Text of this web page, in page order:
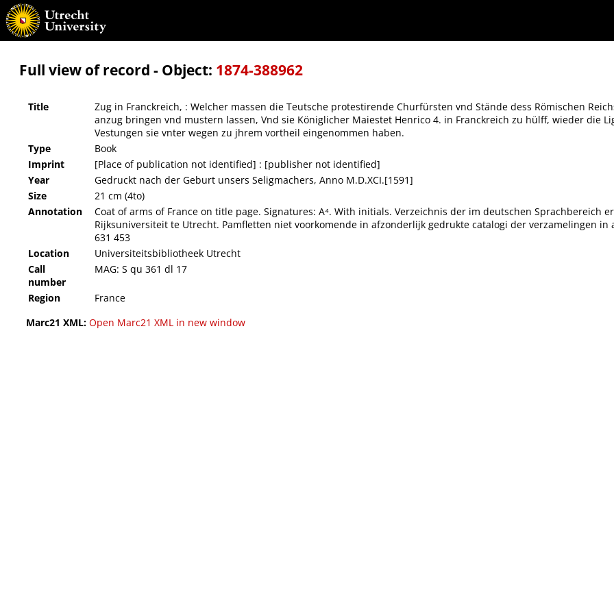
Zug in Franckreich, : Welcher massen die Teutsche protestirende Churfürsten vnd Stände dess Römischen Reichs in jhren Landen, Reutter vnd Knecht werben, in anzug
wieder die Ligisten zugeschickt, Auch was für Städt vnd Vestungen sie vnter wegen zu jhrem vortheil eingenommen haben.
Full view of record - Object: 1874-388962
Title
Zug in Franckreich, : Welcher massen die Teutsche protestirende Churfürsten vnd Stände dess Römischen
anzug bringen vnd mustern lassen, Vnd sie Königlicher Maiestet Henrico 4. in Franckreich zu hülff, wieder die
Vestungen sie vnter wegen zu jhrem vortheil eingenommen haben.
Type
Book
Imprint
[Place of publication not identified] : [publisher not identified]
Year
Gedruckt nach der Geburt unsers Seligmachers, Anno M.D.XCI.[1591]
Size
21 cm (4to)
Annotation
Coat of arms of France on title page. Signatures: A⁴. With initials. Verzeichnis der im deutschen Sprachbereich
Rijksuniversiteit te Utrecht. Pamfletten niet voorkomende in afzonderlijk gedrukte catalogi der verzamelingen
631 453
Location
Universiteitsbibliotheek Utrecht
Call
number
MAG: S qu 361 dl 17
Region
France
Marc21 XML: Open Marc21 XML in new window